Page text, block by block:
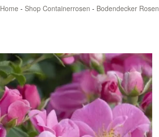
Home - Shop Containerrosen - Bodendecker Rosen